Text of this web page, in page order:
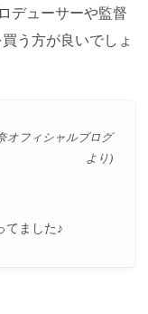
デューサーや監督
う方が良いでしょ
オフィシャルブログ
より)
てました♪